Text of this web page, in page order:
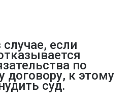
если
по
договору, к этому
суд.